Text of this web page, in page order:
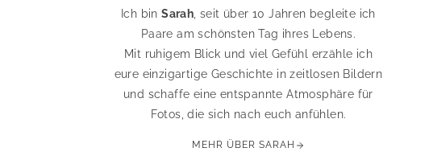
Ich binSarah , seit über 10 Jahren begleite ich
Paare am schönsten Tag ihres Lebens.
Mit ruhigem Blick und viel Gefühl erzähle ich
eure einzigartige Geschichte in zeitlosen Bildern
und schaffe eine entspannte Atmosphäre für
Fotos, die sich nach euch anfühlen.
MEHR ÜBER SARAH